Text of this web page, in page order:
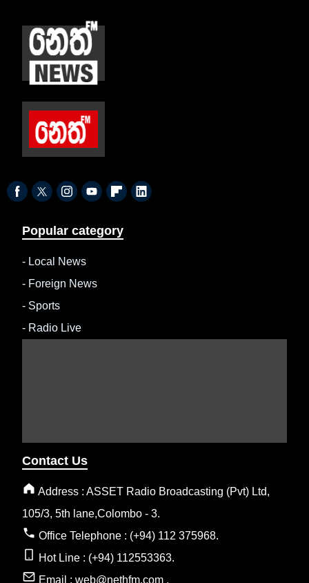
Popular category
- Local News
- Foreign News
- Sports
- Radio Live
Contact Us
Address : ASSET Radio Broadcasting (Pvt) Ltd,
105/3, 5th lane,Colombo - 3.
Office Telephone : (+94) 112 375968.
Hot Line : (+94) 112553363.
Email : web@nethfm.com .